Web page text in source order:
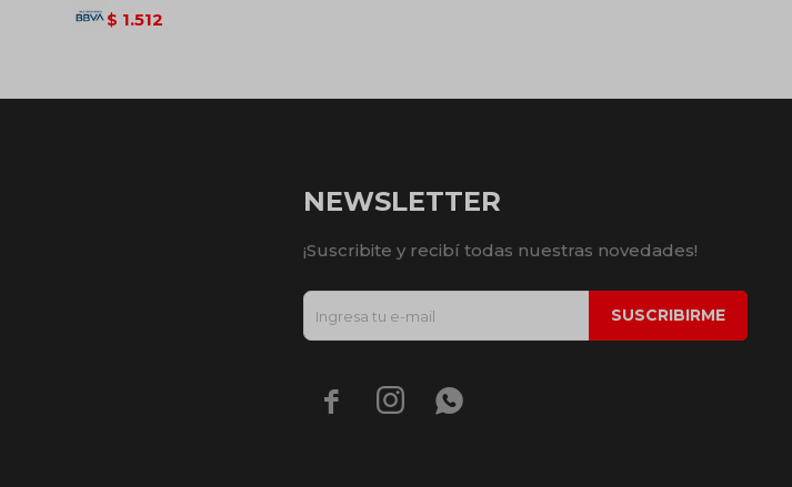
$ 1.512
NEWSLETTER
¡Suscribite y recibí todas nuestras novedades!
SUSCRIBIRME
  